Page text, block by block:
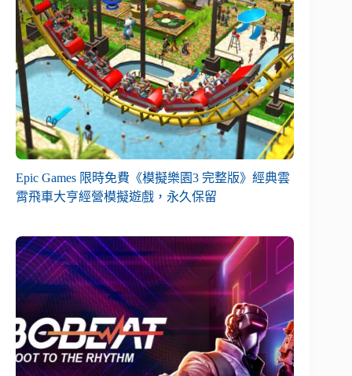
Epic Games 限時免費《模擬樂園3 完整版》經典雲
霄飛車大亨經營模擬遊戲，永久保留